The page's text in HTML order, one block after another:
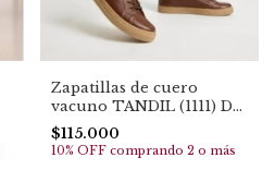
Zapatillas de cuero
vacuno TANDIL (1111) Del
35 al 41 TOP EN VENTAS
$115.000
10% OFF comprando 2 o más